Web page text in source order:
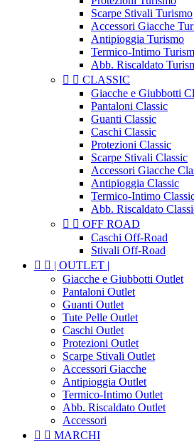
Scarpe Stivali Turismo
Accessori Giacche
Antipioggia Turismo
Termico-Intimo
Abb. Riscaldato
  CLASSIC
Giacche e Giubbotti
Pantaloni Classic
Guanti Classic
Caschi Classic
Protezioni Classic
Scarpe Stivali Classic
Accessori Giacche
Antipioggia Classic
Termico-Intimo
Abb. Riscaldato
  OFF ROAD
Caschi Off-Road
Stivali Off-Road
  | OUTLET |
Giacche e Giubbotti Outlet
Pantaloni Outlet
Guanti Outlet
Tute Pelle Outlet
Caschi Outlet
Protezioni Outlet
Scarpe Stivali Outlet
Accessori Giacche
Antipioggia Outlet
Termico-Intimo Outlet
Abb. Riscaldato Outlet
Accessori
  MARCHI